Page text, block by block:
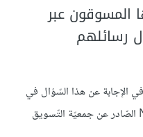
المسوقون عبر
رسائلهم
الإجابة عن هذا السّؤال في
تقرير 2015 National Client Email الصّادر عن جمعيّة التّسويق